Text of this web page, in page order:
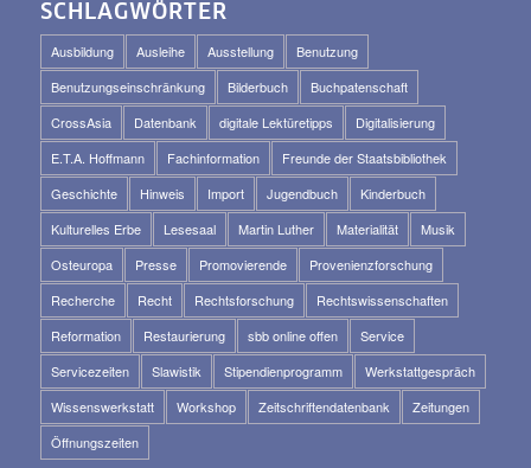
SCHLAGWÖRTER
Ausbildung Ausleihe Ausstellung
Benutzung
Benutzungseinschränkung
Bilderbuch
Buchpatenschaft
CrossAsia
Datenbank digitale Lektüretipps
Digitalisierung
E.T.A. Hoffmann
Fachinformation
Freunde der Staatsbibliothek
Geschichte
Hinweis Import Jugendbuch
Kinderbuch
Kulturelles Erbe
Lesesaal Martin Luther Materialität
Musik
Osteuropa
Presse Promovierende
Provenienzforschung
Recherche
Recht Rechtsforschung
Rechtswissenschaften
Reformation
Restaurierung sbb online offen
Service
Servicezeiten
Slawistik Stipendienprogramm
Werkstattgespräch
Wissenswerkstatt
Workshop Zeitschriftendatenbank
Zeitungen
Öffnungszeiten